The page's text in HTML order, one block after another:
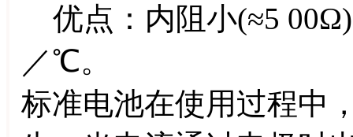
优点：内阻小(≈5
／℃。
标准电池在使用过程中